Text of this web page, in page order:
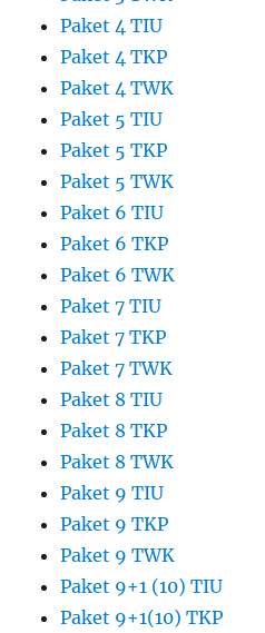
Paket 4 TIU
Paket 4 TKP
Paket 4 TWK
Paket 5 TIU
Paket 5 TKP
Paket 5 TWK
Paket 6 TIU
Paket 6 TKP
Paket 6 TWK
Paket 7 TIU
Paket 7 TKP
Paket 7 TWK
Paket 8 TIU
Paket 8 TKP
Paket 8 TWK
Paket 9 TIU
Paket 9 TKP
Paket 9 TWK
Paket 9+1 (10) TIU
Paket 9+1(10) TKP